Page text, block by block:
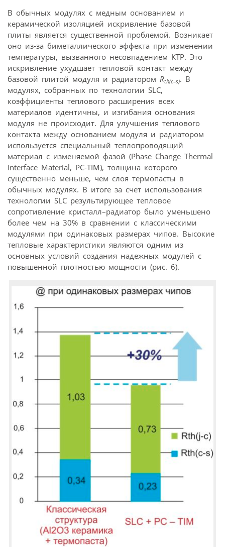
В обычных модулях с медным основанием и
керамической изоляцией искривление базовой
плиты является существенной проблемой. Возникает
оно из-за биметаллического эффекта при изменении
температуры, вызванного несовпадением КТР. Это
искривление ухудшает тепловой контакт между
базовой плитой модуля и радиатором Rth(c–s). В
модулях, собранных по технологии SLC,
коэффициенты теплового расширения всех
материалов идентичны, и изгибания основания
модуля не происходит. Для улучшения теплового
контакта между основанием модуля и радиатором
используется специальный теплопроводящий
материал с изменяемой фазой (Phase Change Thermal
Interface Material, PC-TIM), толщина которого
существенно меньше, чем слоя термопасты в
обычных модулях. В итоге за счет использования
технологии SLC результирующее тепловое
сопротивление кристалл–радиатор было уменьшено
более чем на 30% в сравнении с классическими
модулями при одинаковых размерах чипов. Высокие
тепловые характеристики являются одним из
основных условий создания надежных модулей с
повышенной плотностью мощности (рис. 6).